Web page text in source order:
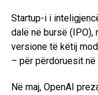
Startup-i i
dalë në bursë
versione të këtij
– për përdoruesit në
Në maj, OpenAI